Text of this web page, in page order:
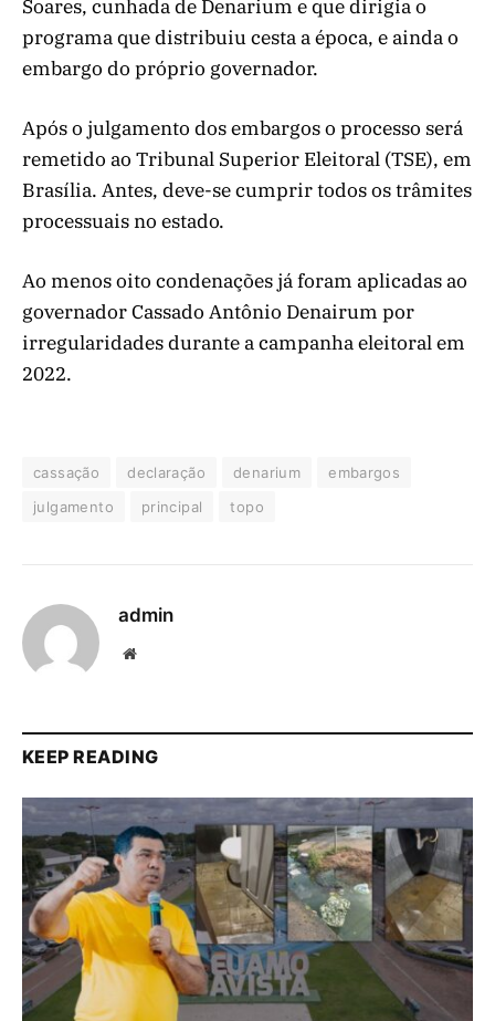
Soares, cunhada de Denarium e que dirigia o
programa que distribuiu cesta a época, e ainda o
embargo do próprio governador.
Após o julgamento dos embargos o processo será
remetido ao Tribunal Superior Eleitoral (TSE), em
Brasília. Antes, deve-se cumprir todos os trâmites
processuais no estado.
Ao menos oito condenações já foram aplicadas ao
governador Cassado Antônio Denairum por
irregularidades durante a campanha eleitoral em
2022.
cassação declaração denarium
embargos
julgamento
principal topo
admin
Website
KEEP READING